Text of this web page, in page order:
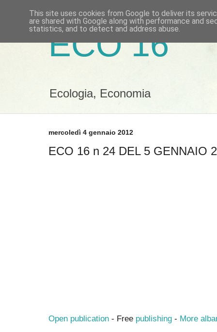
ECO 16
Ecologia, Economia
mercoledì 4 gennaio 2012
ECO 16 n 24 DEL 5 GENNAIO
Open publication - Free publishing - More
This site uses cookies from Google to deliver its
are shared with Google along with performance and
statistics, and to detect and address abuse.